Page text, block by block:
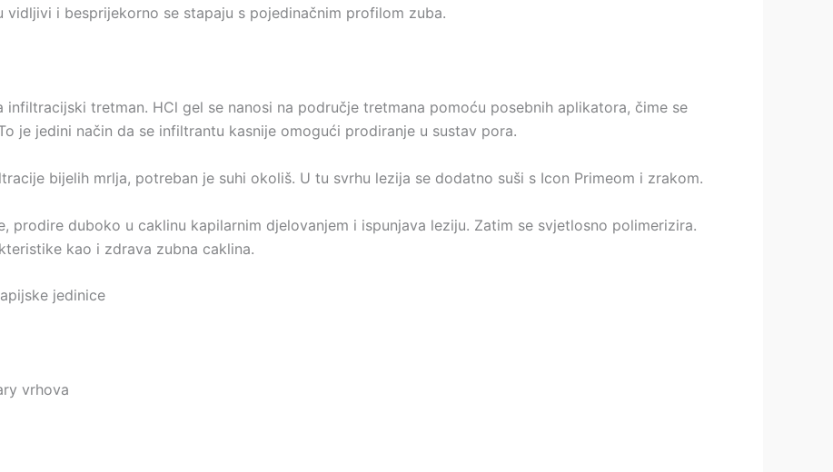
i besprijekorno se stapaju s pojedinačnim profilom zuba.
tretman. HCl gel se nanosi na područje tretmana pomoću posebnih aplikatora, čime se
je jedini način da se infiltrantu kasnije omogući prodiranje u sustav pora.
bijelih mrlja, potreban je suhi okoliš. U tu svrhu lezija se dodatno suši s Icon Primeom i zrakom.
prodire duboko u caklinu kapilarnim djelovanjem i ispunjava leziju. Zatim se svjetlosno polimerizira.
kao i zdrava zubna caklina.
jedinice
vrhova